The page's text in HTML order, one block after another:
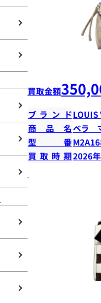
買取金額
ブランドLOUIS
商品名ベラ
型番
買取時期2026